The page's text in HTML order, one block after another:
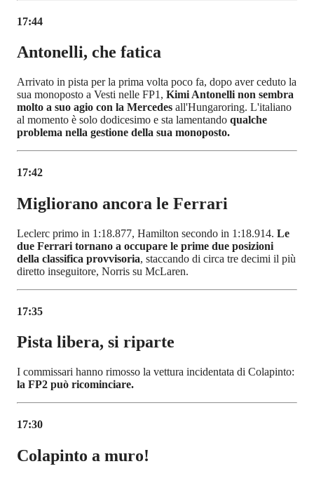
17:44
Antonelli, che fatica
Arrivato in pista per la prima volta poco fa, dopo aver ceduto la
sua monoposto a Vesti nelle FP1, Kimi Antonelli non sembra
molto a suo agio con la Mercedes all'Hungaroring. L'italiano
al momento è solo dodicesimo e sta lamentando qualche
problema nella gestione della sua monoposto.
17:42
Migliorano ancora le Ferrari
Leclerc primo in 1:18.877, Hamilton secondo in 1:18.914. Le
due Ferrari tornano a occupare le prime due posizioni
della classifica provvisoria, staccando di circa tre decimi il più
diretto inseguitore, Norris su McLaren.
17:35
Pista libera, si riparte
I commissari hanno rimosso la vettura incidentata di Colapinto:
la FP2 può ricominciare.
17:30
Colapinto a muro!